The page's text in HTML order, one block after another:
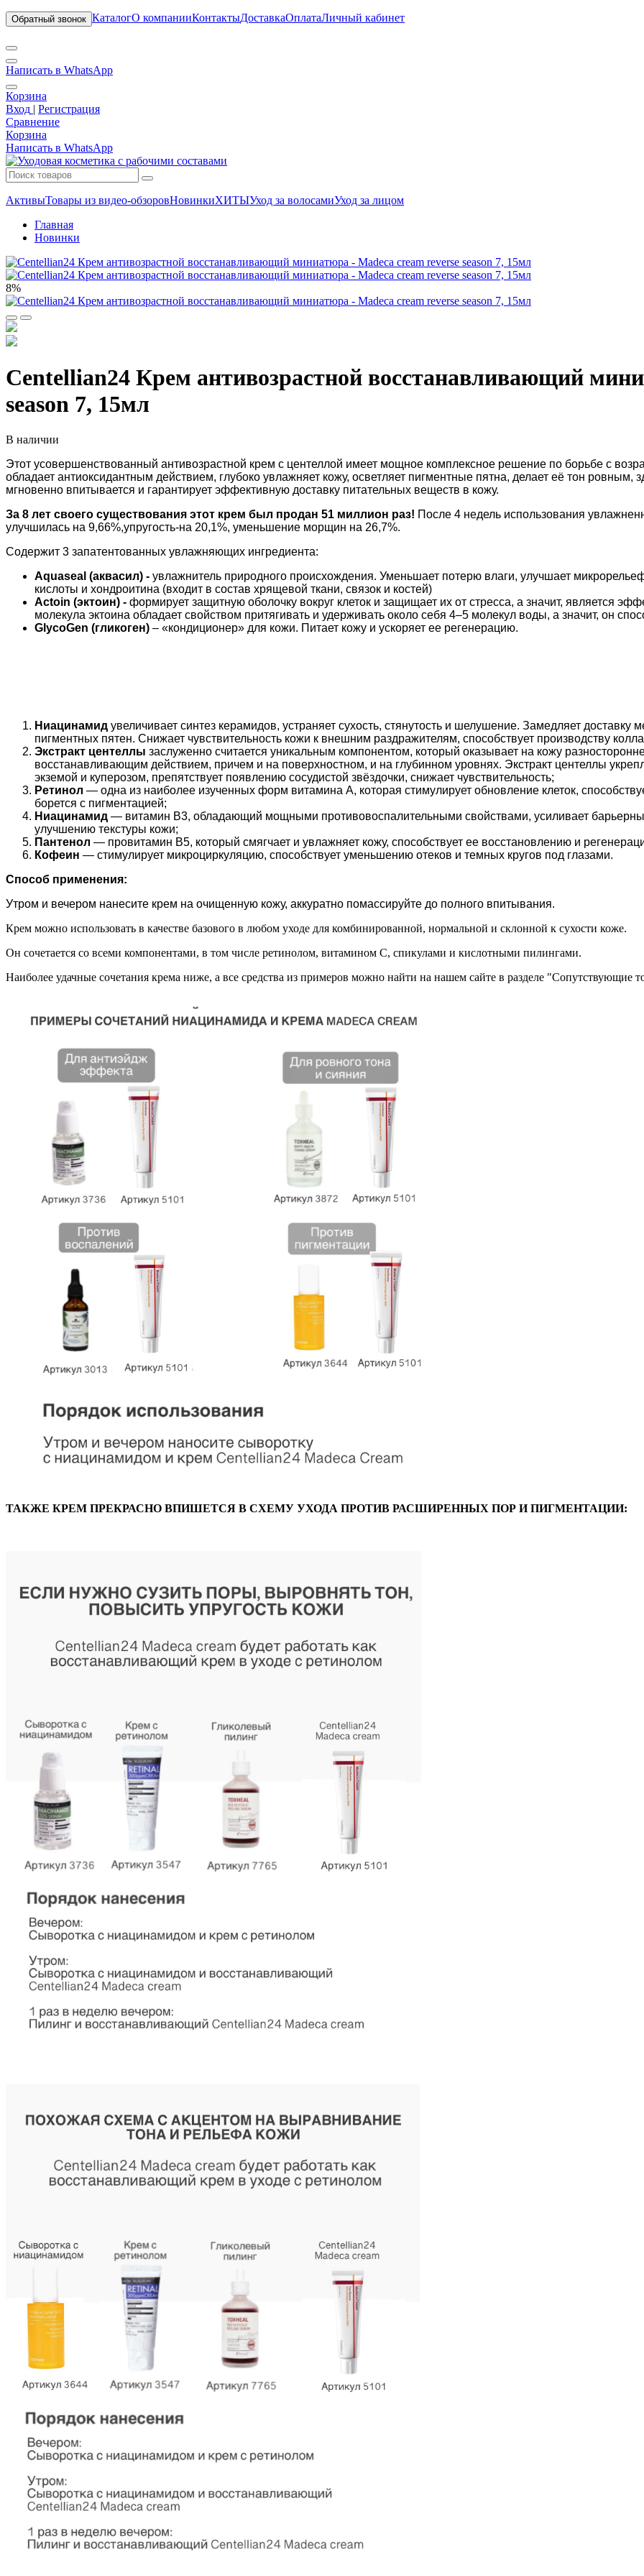
Обратный звонок КаталогО компанииКонтактыДоставкаОплатаЛичный кабинет
Написать в WhatsApp
Корзина
Вход | Регистрация
Сравнение
Корзина
Написать в WhatsApp
АктивыТовары из видео-обзоровНовинкиХИТЫУход за волосамиУход за лицом
Главная
Новинки
8%
Centellian24 Крем антивозрастной восстанавливающий
season 7, 15мл
В наличии
Этот усовершенствованный антивозрастной крем с центеллой имеет мощное комплексное решение по борьбе с
обладает антиоксидантным действием, глубоко увлажняет кожу, осветляет пигментные пятна, делает её тон
мгновенно впитывается и гарантирует эффективную доставку питательных веществ в кожу.
За 8 лет своего существования этот крем был продан 51 миллион раз! После 4 недель использования
улучшилась на 9,66%,упругость-на 20,1%, уменьшение морщин на 26,7%.
Содержит 3 запатентованных увлажняющих ингредиента:
Aquaseal (аквасил) - увлажнитель природного происхождения. Уменьшает потерю влаги, улучшает
кислоты и хондроитина (входит в состав хрящевой ткани, связок и костей)
Actoin (эктоин) - формирует защитную оболочку вокруг клеток и защищает их от стресса, а значит, является
молекула эктоина обладает свойством притягивать и удерживать около себя 4–5 молекул воды, а значит, он
GlycoGen (гликоген) – «кондиционер» для кожи. Питает кожу и ускоряет ее регенерацию.
Ниацинамид увеличивает синтез керамидов, устраняет сухость, стянутость и шелушение. Замедляет
пигментных пятен. Снижает чувствительность кожи к внешним раздражителям, способствует производству
Экстракт центеллы заслуженно считается уникальным компонентом, который оказывает на кожу
восстанавливающим действием, причем и на поверхностном, и на глубинном уровнях. Экстракт центеллы
экземой и куперозом, препятствует появлению сосудистой звёздочки, снижает чувствительность;
Ретинол — одна из наиболее изученных форм витамина А, которая стимулирует обновление клеток,
борется с пигментацией;
Ниацинамид — витамин B3, обладающий мощными противовоспалительными свойствами, усиливает
улучшению текстуры кожи;
Пантенол — провитамин B5, который смягчает и увлажняет кожу, способствует ее восстановлению и
Кофеин — стимулирует микроциркуляцию, способствует уменьшению отеков и темных кругов под глазами.
Способ применения:
Утром и вечером нанесите крем на очищенную кожу, аккуратно помассируйте до полного впитывания.
Крем можно использовать в качестве базового в любом уходе для комбинированной, нормальной и склонной к сухости коже.
Он сочетается со всеми компонентами, в том числе ретинолом, витамином С, спикулами и кислотными пилингами.
Наиболее удачные сочетания крема ниже, а все средства из примеров можно найти на нашем сайте в разделе "Сопутствующие
ТАКЖЕ КРЕМ ПРЕКРАСНО ВПИШЕТСЯ В СХЕМУ УХОДА ПРОТИВ РАСШИРЕННЫХ ПОР И ПИГМЕНТАЦИИ: